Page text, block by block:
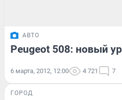
АВТО
Peugeot 508: новый
6 марта, 2012, 12:00 4 721 7
ГОРОД